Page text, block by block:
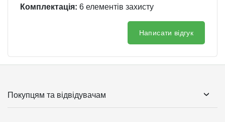
Комплектація: 6 елементів захисту
Написати відгук
Покупцям та відвідувачам